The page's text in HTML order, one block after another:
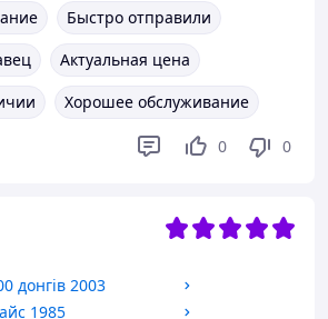
Быстро отправили
Актуальная цена
Хорошее обслуживание
0 0
донгів 2003
1985